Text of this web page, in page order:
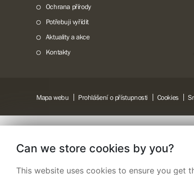
Ochrana přírody
Potřebuji vyřídit
Aktuality a akce
Kontakty
Mapa webu Prohlášení o přístupnosti Cookies
Can we store cookies by you?
This website uses cookies to ensure you get